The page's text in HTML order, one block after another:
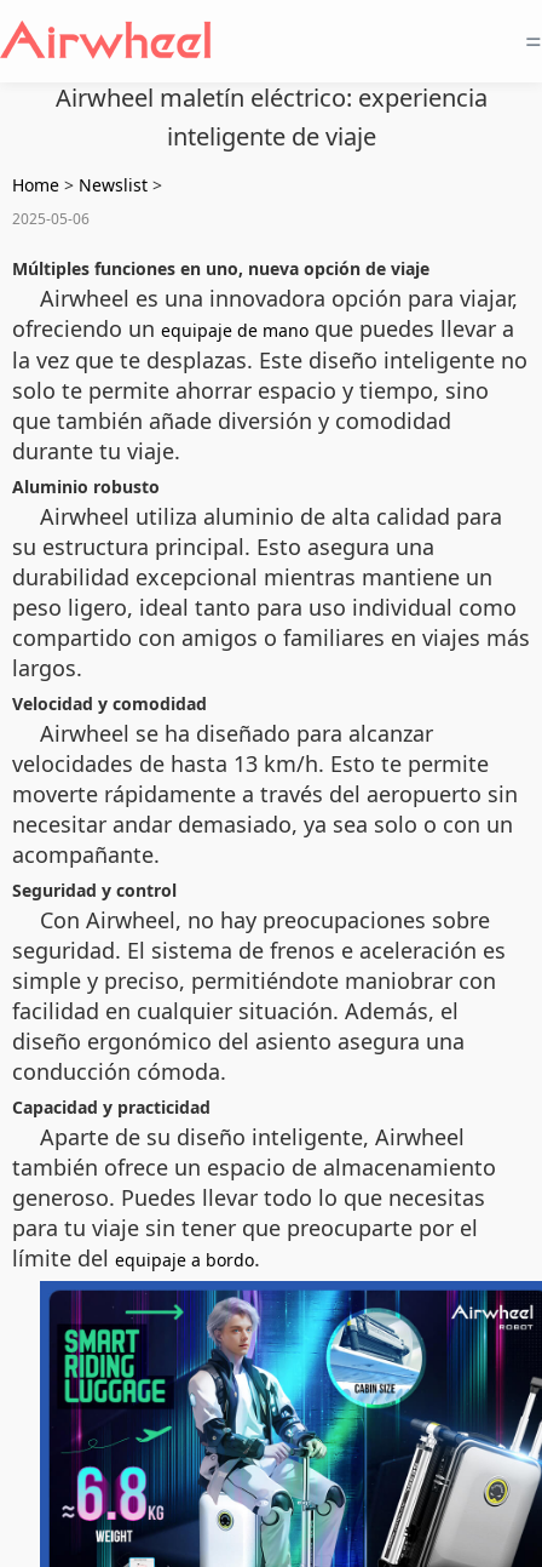
=
Airwheel maletín eléctrico: experiencia
inteligente de viaje
Home > Newslist >
2025-05-06
Múltiples funciones en uno, nueva opción de viaje
Airwheel es una innovadora opción para viajar,
ofreciendo un equipaje de mano que puedes llevar a
la vez que te desplazas. Este diseño inteligente no
solo te permite ahorrar espacio y tiempo, sino
que también añade diversión y comodidad
durante tu viaje.
Aluminio robusto
Airwheel utiliza aluminio de alta calidad para
su estructura principal. Esto asegura una
durabilidad excepcional mientras mantiene un
peso ligero, ideal tanto para uso individual como
compartido con amigos o familiares en viajes más
largos.
Velocidad y comodidad
Airwheel se ha diseñado para alcanzar
velocidades de hasta 13 km/h. Esto te permite
moverte rápidamente a través del aeropuerto sin
necesitar andar demasiado, ya sea solo o con un
acompañante.
Seguridad y control
Con Airwheel, no hay preocupaciones sobre
seguridad. El sistema de frenos e aceleración es
simple y preciso, permitiéndote maniobrar con
facilidad en cualquier situación. Además, el
diseño ergonómico del asiento asegura una
conducción cómoda.
Capacidad y practicidad
Aparte de su diseño inteligente, Airwheel
también ofrece un espacio de almacenamiento
generoso. Puedes llevar todo lo que necesitas
para tu viaje sin tener que preocuparte por el
límite del equipaje a bordo.